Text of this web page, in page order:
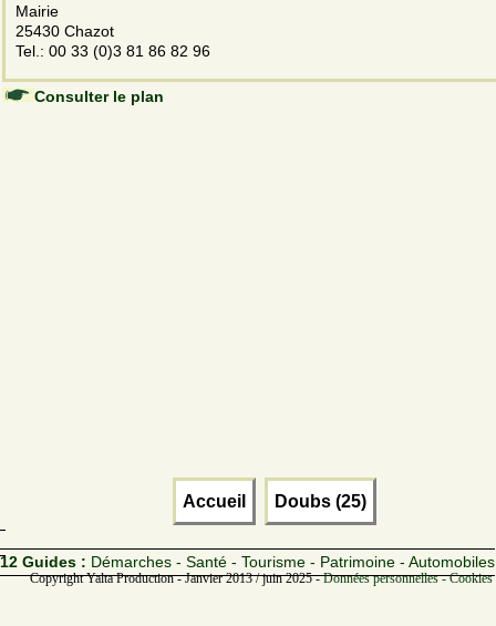
Mairie
25430 Chazot
Tel.: 00 33 (0)3 81 86 82 96
Consulter le plan
Accueil Doubs (25)
12 Guides : Démarches - Santé - Tourisme - Patrimoine - Automobiles
Copyright Yalta Production - Janvier 2013 / juin 2025 -Données personnelles -